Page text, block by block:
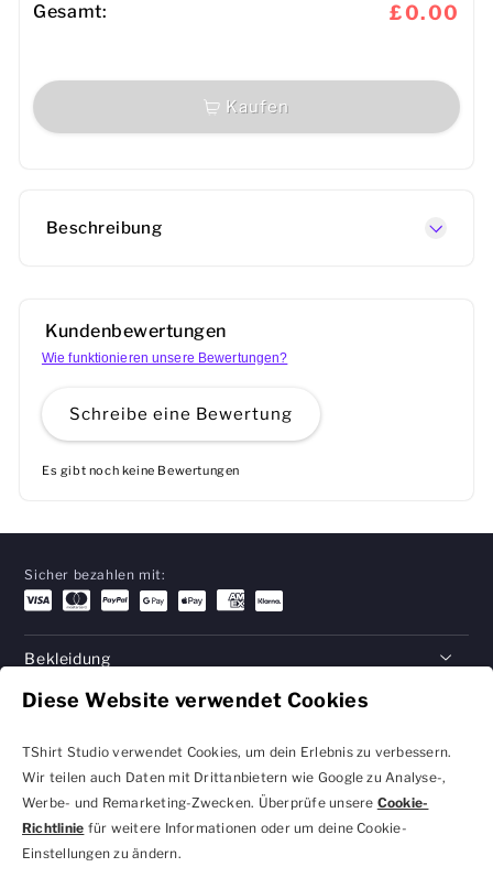
Diese Website verwendet Cookies
TShirt Studio verwendet Cookies, um dein Erlebnis zu verbessern.
Wir teilen auch Daten mit Drittanbietern wie Google zu Analyse-,
Werbe- und Remarketing-Zwecken. Überprüfe unsere Cookie-
Richtlinie für weitere Informationen oder um deine Cookie-
Einstellungen zu ändern.
Gesamt: £0.00
Kaufen
Beschreibung
Kundenbewertungen
Wie funktionieren unsere Bewertungen?
Schreibe eine Bewertung
Es gibt noch keine Bewertungen
Sicher bezahlen mit:
Bekleidung
Geschenke
Hilfe
Datenschutzbestimmungen
und Cookie-Einstellungen